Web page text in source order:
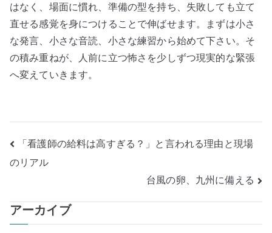
はなく、場面に慣れ、準備の型を持ち、失敗しても立て
直せる感覚を身につけることで伸ばせます。まずは小さ
な発言、小さな音読、小さな練習から始めて下さい。そ
の積み重ねが、人前に立つ怖さを少しずつ現実的な緊張
へ変えていきます。
投
稿
ナ
ビ
「看護師の給料は高すぎる？」と言われる理由と現場
のリアル
台風の卵、九州に備える
アーカイブ